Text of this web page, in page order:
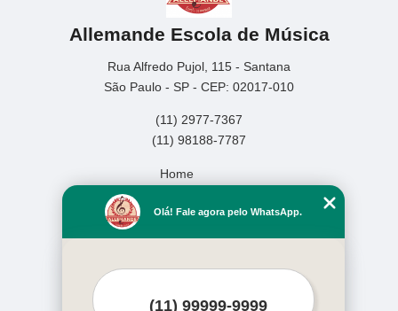
Allemande Escola de Música
Rua Alfredo Pujol, 115 - Santana
São Paulo - SP - CEP: 02017-010
(11) 2977-7367
(11) 98188-7787
Home
Missão
Olá! Fale agora pelo WhatsApp.